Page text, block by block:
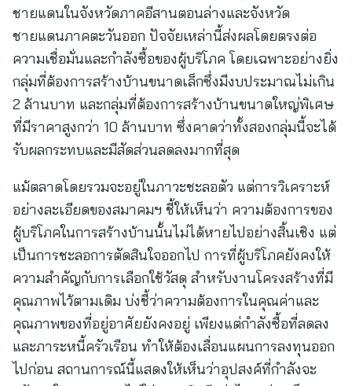
ชายแดนในจังหวัดภาคอีสานตอนล่างและจังหวัด
ชายแดนภาคตะวันออก ปัจจัยเหล่านี้ส่งผลโดยตรงต่อ
ความเชื่อมั่นและกำลังซื้อของผู้บริโภค โดยเฉพาะอย่างยิ่ง
กลุ่มที่ต้องการสร้างบ้านขนาดเล็กซึ่งมีงบประมาณไม่เกิน
2 ล้านบาท และกลุ่มที่ต้องการสร้างบ้านขนาดใหญ่พิเศษ
ที่มีราคาสูงกว่า 10 ล้านบาท ซึ่งคาดว่าทั้งสองกลุ่มนี้จะได้
รับผลกระทบและมีสัดส่วนลดลงมากที่สุด
แม้ตลาดโดยรวมจะอยู่ในภาวะชะลอตัว แต่การวิเคราะห์
อย่างละเอียดของสมาคมฯ ชี้ให้เห็นว่า ความต้องการของ
ผู้บริโภคในการสร้างบ้านนั้นไม่ได้หายไปอย่างสิ้นเชิง แต่
เป็นการชะลอการตัดสินใจออกไป การที่ผู้บริโภคยังคงให้
ความสำคัญกับการเลือกใช้วัสดุ สำหรับงานโครงสร้างที่มี
คุณภาพไว้ตามเดิม บ่งชี้ว่าความต้องการในคุณค่าและ
คุณภาพของที่อยู่อาศัยยังคงอยู่ เพียงแต่กำลังซื้อที่ลดลง
และภาระหนี้ครัวเรือน ทำให้ต้องเลื่อนแผนการลงทุนออก
ไปก่อน สถานการณ์นี้แสดงให้เห็นว่าอุปสงค์ที่กำลังจะ